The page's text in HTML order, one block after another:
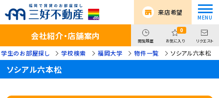
来店希望
会社紹介・店舗案内 閲覧履歴
0
お気に入り リクエスト
学生のお部屋探し 学校検索 福岡大学 物件一覧 ソシアル六本松
ソシアル六本松